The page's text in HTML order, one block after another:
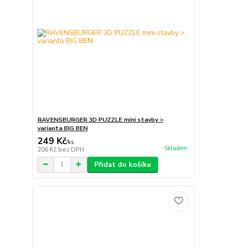
RAVENSBURGER 3D PUZZLE mini stavby >
varianta BIG BEN
249 Kč/ks
206 Kč bez DPH Skladem
Přidat do košíku